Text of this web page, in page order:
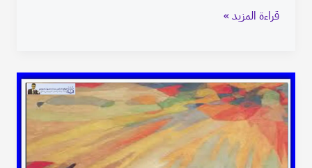
قراءة المزيد »
الأدب
الشعبي
في
سياق
الدرس